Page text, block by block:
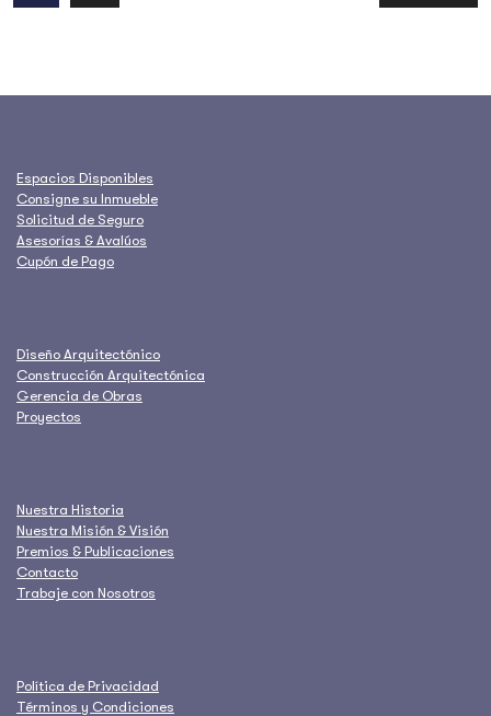
Espacios Disponibles
Consigne su Inmueble
Solicitud de Seguro
Asesorías & Avalúos
Cupón de Pago
Diseño Arquitectónico
Construcción Arquitectónica
Gerencia de Obras
Proyectos
Nuestra Historia
Nuestra Misión & Visión
Premios & Publicaciones
Contacto
Trabaje con Nosotros
Política de Privacidad
Términos y Condiciones